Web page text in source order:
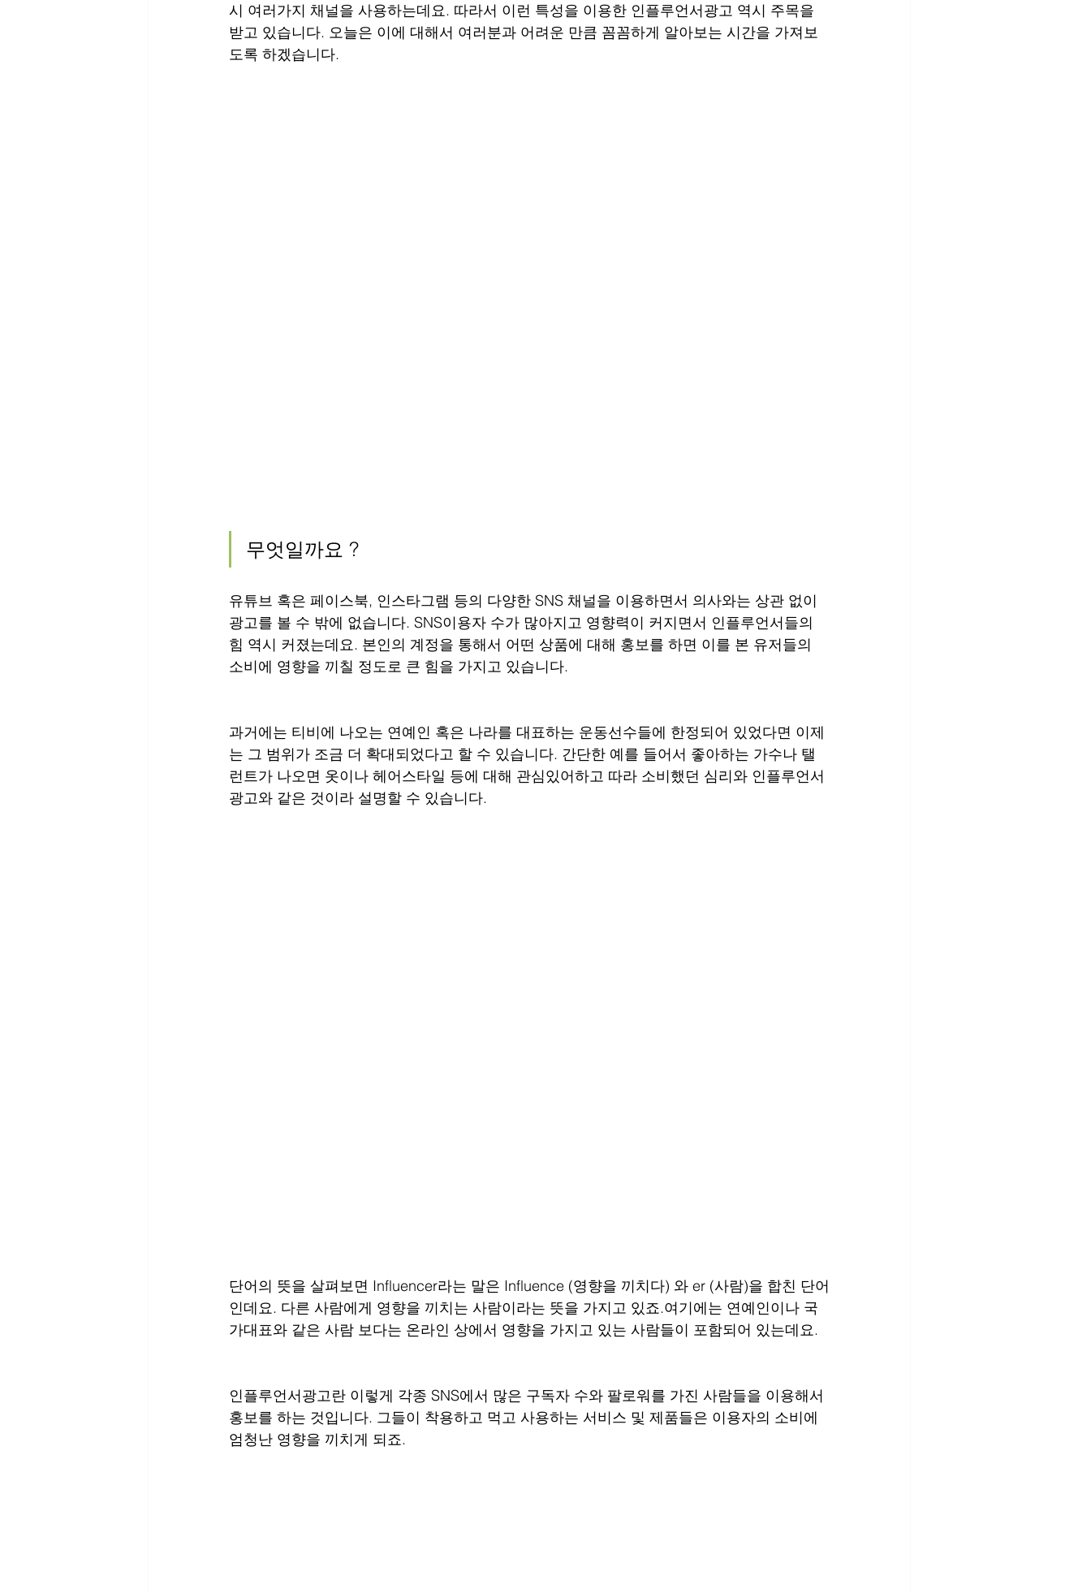
시 여러가지 채널을 사용하는데요. 따라서 이런 특성을 이용한 인플루언서광고 역시 주목을
받고 있습니다. 오늘은 이에 대해서 여러분과 어려운 만큼 꼼꼼하게 알아보는 시간을 가져보
도록 하겠습니다.
무엇일까요 ?
유튜브 혹은 페이스북, 인스타그램 등의 다양한 SNS 채널을 이용하면서 의사와는 상관 없이
광고를 볼 수 밖에 없습니다. SNS이용자 수가 많아지고 영향력이 커지면서 인플루언서들의
힘 역시 커졌는데요. 본인의 계정을 통해서 어떤 상품에 대해 홍보를 하면 이를 본 유저들의
소비에 영향을 끼칠 정도로 큰 힘을 가지고 있습니다.
과거에는 티비에 나오는 연예인 혹은 나라를 대표하는 운동선수들에 한정되어 있었다면 이제
는 그 범위가 조금 더 확대되었다고 할 수 있습니다. 간단한 예를 들어서 좋아하는 가수나 탤
런트가 나오면 옷이나 헤어스타일 등에 대해 관심있어하고 따라 소비했던 심리와 인플루언서
광고와 같은 것이라 설명할 수 있습니다.
단어의 뜻을 살펴보면 Influencer라는 말은 Influence (영향을 끼치다) 와 er (사람)을 합친 단어
인데요. 다른 사람에게 영향을 끼치는 사람이라는 뜻을 가지고 있죠.여기에는 연예인이나 국
가대표와 같은 사람 보다는 온라인 상에서 영향을 가지고 있는 사람들이 포함되어 있는데요.
인플루언서광고란 이렇게 각종 SNS에서 많은 구독자 수와 팔로워를 가진 사람들을 이용해서
홍보를 하는 것입니다. 그들이 착용하고 먹고 사용하는 서비스 및 제품들은 이용자의 소비에
엄청난 영향을 끼치게 되죠.